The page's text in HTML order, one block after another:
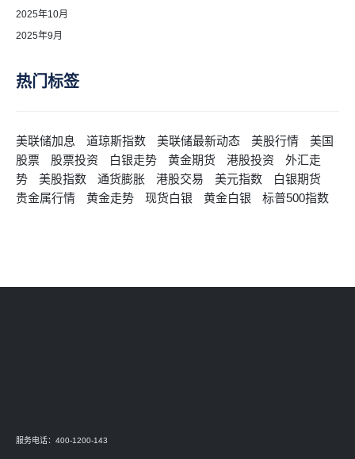
2025年10月
2025年9月
热门标签
美联储加息 道琼斯指数 美联储最新动态 美股行情
美国
股票
股票投资 白银走势 黄金期货 港股投资
外汇走
势
美股指数 通货膨胀 港股交易 美元指数
白银期货
贵金属行情
黄金走势 现货白银 黄金白银 标普500指数
服务电话：400-1200-143